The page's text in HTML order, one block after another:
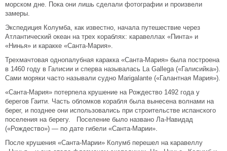
морском дне. Пока они лишь сделали фотографии и произвели
замеры.
Экспедиция Колумба, как известно, начала путешествие через
Атлантический океан на трех кораблях: каравеллах «Пинта» и
«Нинья» и каракке «Санта-Мария».
Трехмачтовая однопалубная каракка «Санта-Мария» была построена
в 1460 году в Галисии и сперва называлась La Gallega («Галисийка»).
Сами моряки часто называли судно Marigalante («Галантная Мария»).
«Санта-Мария» потерпела крушение на Рождество 1492 года у
берегов Гаити. Часть обломков корабля была вынесена волнами на
берег, и позднее они использовались при строительстве испанского
поселения на берегу. Поселение было названо Ла-Навидад
(«Рождество») — по дате гибели «Санта-Марии».
После крушения «Санта-Марии» Колумб перешел на каравеллу